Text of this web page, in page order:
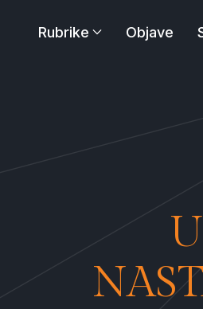
Rubrike Objave